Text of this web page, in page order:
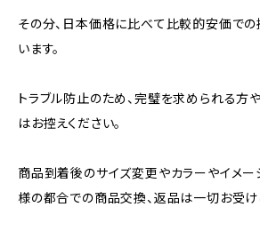
その分、日本価格に比べて比較的安価での
います。
トラブル防止のため、完璧を求められる方
はお控えください。
商品到着後のサイズ変更やカラーやイメー
様の都合での商品交換、返品は一切お受